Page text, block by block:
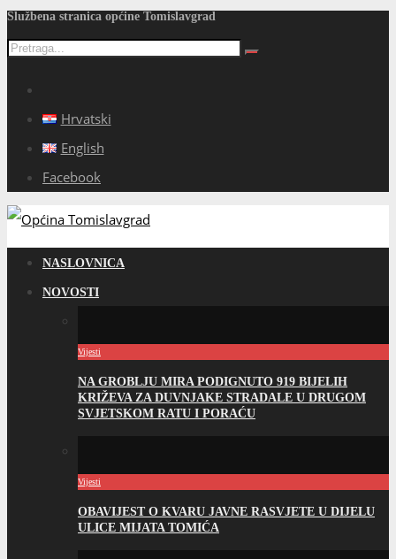
Službena stranica općine Tomislavgrad
Hrvatski
English
Facebook
NASLOVNICA
NOVOSTI
Vijesti
NA GROBLJU MIRA PODIGNUTO 919 BIJELIH
KRIŽEVA ZA DUVNJAKE STRADALE U DRUGOM
SVJETSKOM RATU I PORAĆU
Vijesti
OBAVIJEST O KVARU JAVNE RASVJETE U DIJELU
ULICE MIJATA TOMIĆA